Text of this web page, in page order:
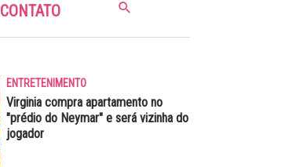
CONTATO
ENTRETENIMENTO
Virginia compra apartamento no
"prédio do Neymar" e será vizinha do
jogador